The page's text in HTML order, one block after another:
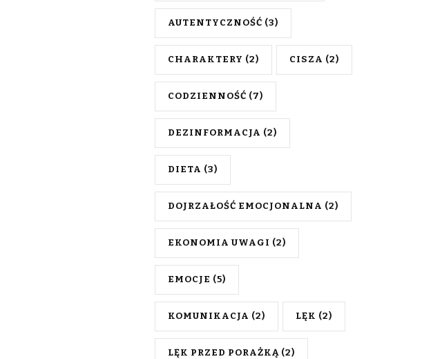
AUTENTYCZNOŚĆ (3)
CHARAKTERY (2) CISZA (2)
CODZIENNOŚĆ (7)
DEZINFORMACJA (2)
DIETA (3)
DOJRZAŁOŚĆ EMOCJONALNA (2)
EKONOMIA UWAGI (2)
EMOCJE (5)
KOMUNIKACJA (2) LĘK (2)
LĘK PRZED PORAŻKĄ (2)